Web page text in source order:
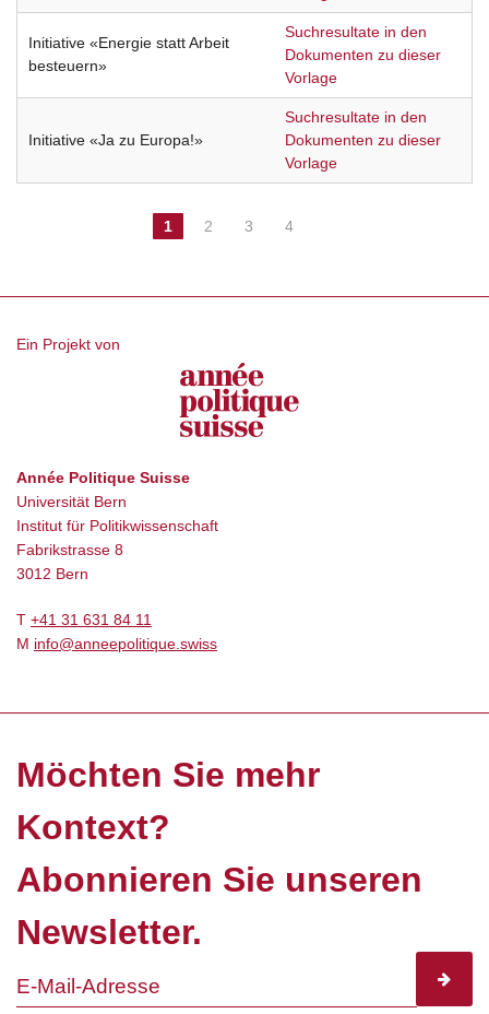
Initiative «Energie statt Arbeit
besteuern»
Suchresultate in den
Dokumenten zu dieser
Vorlage
Initiative «Ja zu Europa!»
Suchresultate in den
Dokumenten zu dieser
Vorlage
1 2 3 4
Ein Projekt von
Année Politique Suisse
Universität Bern
Institut für Politikwissenschaft
Fabrikstrasse 8
3012 Bern
T +41 31 631 84 11
M info@anneepolitique.swiss
Möchten Sie mehr
Kontext?
Abonnieren Sie unseren
Newsletter.